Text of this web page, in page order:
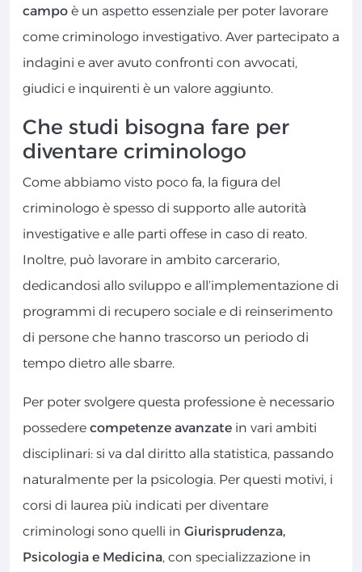
campo è un aspetto essenziale per poter lavorare
come criminologo investigativo. Aver partecipato a
indagini e aver avuto confronti con avvocati,
giudici e inquirenti è un valore aggiunto.
Che studi bisogna fare per
diventare criminologo
Come abbiamo visto poco fa, la figura del
criminologo è spesso di supporto alle autorità
investigative e alle parti offese in caso di reato.
Inoltre, può lavorare in ambito carcerario,
dedicandosi allo sviluppo e all’implementazione di
programmi di recupero sociale e di reinserimento
di persone che hanno trascorso un periodo di
tempo dietro alle sbarre.
Per poter svolgere questa professione è necessario
possedere competenze avanzate in vari ambiti
disciplinari: si va dal diritto alla statistica, passando
naturalmente per la psicologia. Per questi motivi, i
corsi di laurea più indicati per diventare
criminologi sono quelli in Giurisprudenza,
Psicologia e Medicina, con specializzazione in